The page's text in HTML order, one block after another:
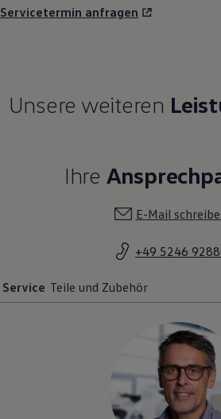
Servicetermin anfragen
Unsere weiteren
Ihre
E-Mail
+49 5246
Service Teile und Zubehör